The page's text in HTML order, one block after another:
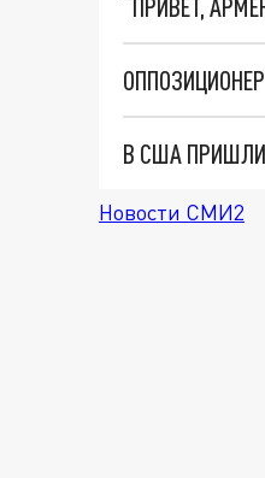
В США ПРИШЛИ
Новости СМИ2